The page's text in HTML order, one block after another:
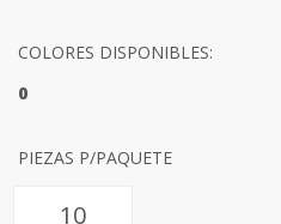
COLORES DISPONIBLES:
0
PIEZAS P/PAQUETE